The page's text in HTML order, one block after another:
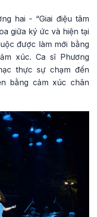
hai - “Giai điệu tâm
giữa ký ức và hiện tại
được làm mới bằng
xúc. Ca sĩ Phương
thực sự chạm đến
bằng cảm xúc chân